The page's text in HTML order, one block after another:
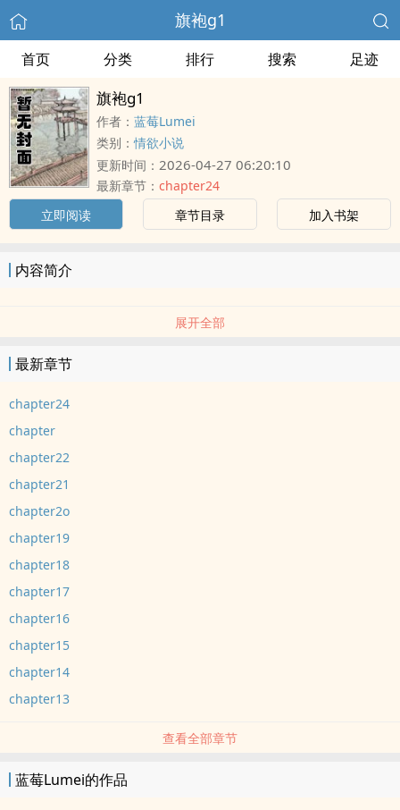
旗袍g1
首页 分类 排行 搜索 足迹
旗袍g1
作者： 蓝莓Lumei
类别：情欲小说
更新时间： 2026-04-27 06:20:10
最新章节： chapter24
立即阅读
章节目录 加入书架
内容简介
展开全部
最新章节
chapter24
chapter
chapter22
chapter21
chapter2o
chapter19
chapter18
chapter17
chapter16
chapter15
chapter14
chapter13
查看全部章节
蓝莓Lumei的作品